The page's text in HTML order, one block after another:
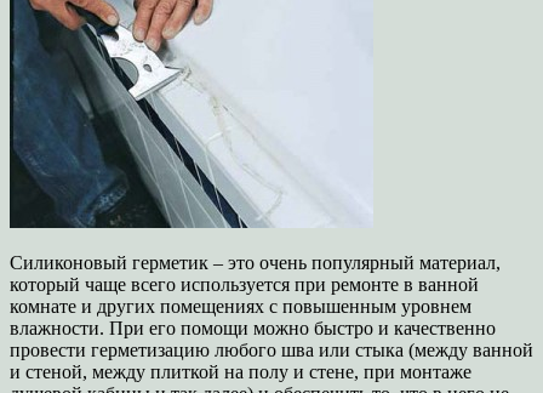
Силиконовый герметик – это очень популярный материал,
который чаще всего используется при ремонте в ванной
комнате и других помещениях с повышенным уровнем
влажности. При его помощи можно быстро и качественно
провести герметизацию любого шва или стыка (между ванной
и стеной, между плиткой на полу и стене, при монтаже